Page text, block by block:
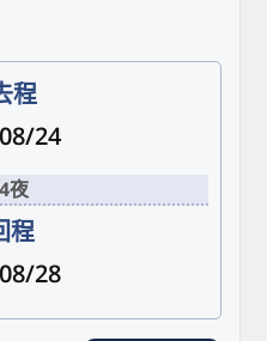
程
24
夜
程
28